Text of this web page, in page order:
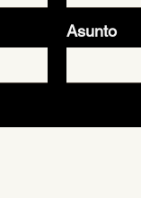
Asunto